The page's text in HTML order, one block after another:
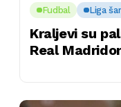
Fudbal Liga
Kraljevi su
Real